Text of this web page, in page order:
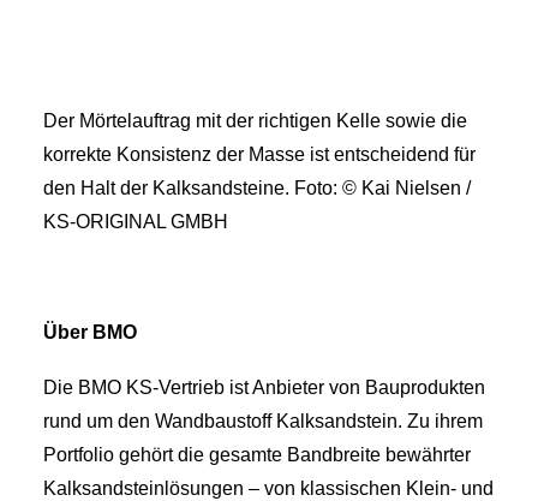
Der Mörtelauftrag mit der richtigen Kelle sowie die
korrekte Konsistenz der Masse ist entscheidend für
den Halt der Kalksandsteine. Foto: © Kai Nielsen /
KS-ORIGINAL GMBH
Über BMO
Die BMO KS-Vertrieb ist Anbieter von Bauprodukten
rund um den Wandbaustoff Kalksandstein. Zu ihrem
Portfolio gehört die gesamte Bandbreite bewährter
Kalksandsteinlösungen – von klassischen Klein- und